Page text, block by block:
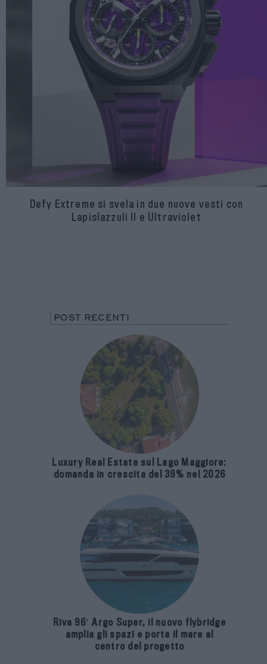
Defy Extreme si svela in due nuove vesti con
Lapislazzuli II e Ultraviolet
POST RECENTI
Luxury Real Estate sul Lago Maggiore:
domanda in crescita del 39% nel 2026
Riva 96′ Argo Super, il nuovo flybridge
amplia gli spazi e porta il mare al
centro del progetto